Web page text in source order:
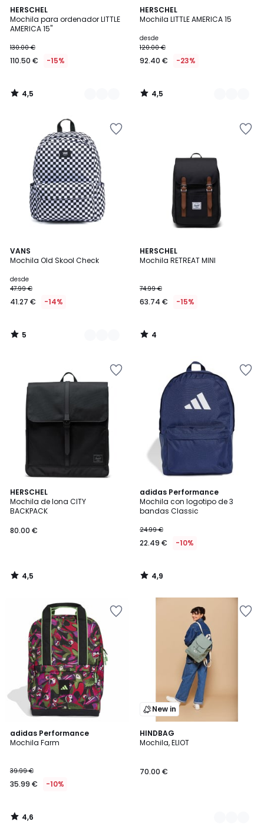
HERSCHEL
Mochila para ordenador LITTLE
AMERICA 15''
130.00 €
110.50 € -15%
4,5
/ 5
2
Colores
4,5
/
HERSCHEL
Mochila LITTLE AMERICA 15
desde
120.00 €
92.40 € -23%
4,5
/ 5
3
Colores
4,5
/
VANS
Mochila Old Skool Check
desde
47.99 €
41.27 € -14%
5
/
2
Colores
5
/
HERSCHEL
Mochila RETREAT MINI
74.99 €
63.74 € -15%
4
/
4
/
HERSCHEL
Mochila de lona CITY
BACKPACK
80.00 €
4,5
/ 5
4,5
/
adidas Performance
Mochila con logotipo de 3
bandas Classic
24.99 €
22.49 € -10%
4,9
/ 5
4,9
/
adidas Performance
Mochila Farm
39.99 €
35.99 € -10%
4,6
/ 5
4,6
/
New in
HINDBAG
Mochila, ELIOT
70.00 €
2
Colores